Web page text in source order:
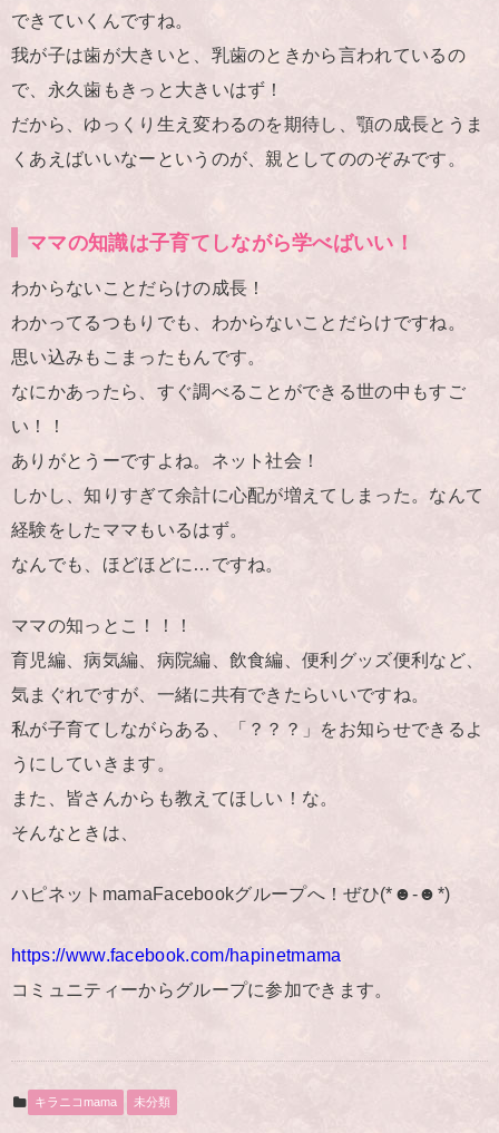
できていくんですね。
我が子は歯が大きいと、乳歯のときから言われているの
で、永久歯もきっと大きいはず！
だから、ゆっくり生え変わるのを期待し、顎の成長とうま
くあえばいいなーというのが、親としてののぞみです。
ママの知識は子育てしながら学べばいい！
わからないことだらけの成長！
わかってるつもりでも、わからないことだらけですね。
思い込みもこまったもんです。
なにかあったら、すぐ調べることができる世の中もすご
い！！
ありがとうーですよね。ネット社会！
しかし、知りすぎて余計に心配が増えてしまった。なんて
経験をしたママもいるはず。
なんでも、ほどほどに…ですね。
ママの知っとこ！！！
育児編、病気編、病院編、飲食編、便利グッズ便利など、
気まぐれですが、一緒に共有できたらいいですね。
私が子育てしながらある、「？？？」をお知らせできるよ
うにしていきます。
また、皆さんからも教えてほしい！な。
そんなときは、
ハピネットmamaFacebookグループへ！ぜひ(*☻-☻*)
https://www.facebook.com/hapinetmama
コミュニティーからグループに参加できます。
キラニコmama 未分類